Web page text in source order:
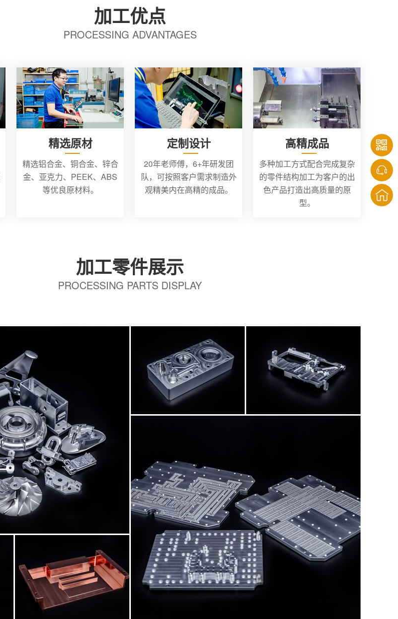
加工优点
PROCESSING ADVANTAGES
精选原材
精选铝合金、铜合金、锌合
金、亚克力、PEEK、ABS
等优良原材料。
定制设计
20年老师傅，6+年研发团
队，可按照客户需求制造外
观精美内在高精的成品。
高精成品
多种加工方式配合完成复杂
的零件结构加工为客户的出
色产品打造出高质量的原
型。
加工零件展示
PROCESSING PARTS DISPLAY